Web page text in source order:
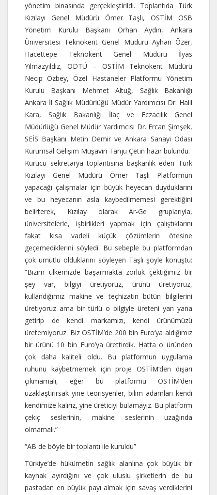
yönetim binasında gerçekleştirildi. Toplantıda Türk
Kızılayı Genel Müdürü Ömer Taşlı, OSTİM OSB
Yönetim Kurulu Başkanı Orhan Aydın, Ankara
Üniversitesi Teknokent Genel Müdürü Ayhan Özer,
Hacettepe Teknokent Genel Müdürü İlyas
Yılmazyıldız, ODTÜ – OSTİM Teknokent Müdürü
Necip Özbey, Özel Hastaneler Platformu Yönetim
Kurulu Başkanı Mehmet Altuğ, Sağlık Bakanlığı
Ankara İl Sağlık Müdürlüğü Müdür Yardımcısı Dr. Halil
Kara, Sağlık Bakanlığı İlaç ve Eczacılık Genel
Müdürlüğü Genel Müdür Yardımcısı Dr. Ercan Şimşek,
SEİS Başkanı Metin Demir ve Ankara Sanayi Odası
Kurumsal Gelişim Müşaviri Tanju Çetin hazır bulundu.
Kurucu sekretarya toplantısına başkanlık eden Türk
Kızılayı Genel Müdürü Ömer Taşlı Platformun
yapacağı çalışmalar için büyük heyecan duyduklarını
ve bu heyecanın asla kaybedilmemesi gerektiğini
belirterek, Kızılay olarak Ar-Ge gruplarıyla,
üniversitelerle, işbirlikleri yapmak için çalıştıklarını
fakat kısa vadeli küçük çözümlerin ötesine
geçemediklerini söyledi. Bu sebeple bu platformdan
çok umutlu olduklarını söyleyen Taşlı şöyle konuştu:
“Bizim ülkemizde başarmakta zorluk çektiğimiz bir
şey var, bilgiyi üretiyoruz, ürünü üretiyoruz,
kullandığımız makine ve teçhizatın bütün bilgilerini
üretiyoruz ama bir türlü o bilgiyle üreteni yan yana
getirip de kendi markamızı, kendi ürünümüzü
üretemiyoruz. Biz OSTİM’de 200 bin Euro’ya aldığımız
bir ürünü 10 bin Euro’ya ürettirdik. Hatta o üründen
çok daha kaliteli oldu. Bu platformun uygulama
ruhunu kaybetmemek için proje OSTİM’den dışarı
çıkmamalı, eğer bu platformu OSTİM’den
uzaklaştırırsak yine teorisyenler, bilim adamları kendi
kendimize kalırız, yine üreticiyi bulamayız. Bu platform
çekiç seslerinin, makine seslerinin uzağında
olmamalı.”
“AB de böyle bir toplantı ile kuruldu”
Türkiye’de hükümetin sağlık alanlına çok büyük bir
kaynak ayırdığını ve çok uluslu şirketlerin de bu
pastadan en büyük payı almak için savaş verdiklerini